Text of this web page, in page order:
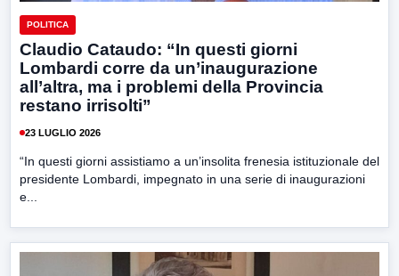
POLITICA
Claudio Cataudo: “In questi giorni
Lombardi corre da un’inaugurazione
all’altra, ma i problemi della Provincia
restano irrisolti”
23 LUGLIO 2026
“In questi giorni assistiamo a un’insolita frenesia istituzionale del
presidente Lombardi, impegnato in una serie di inaugurazioni
e...